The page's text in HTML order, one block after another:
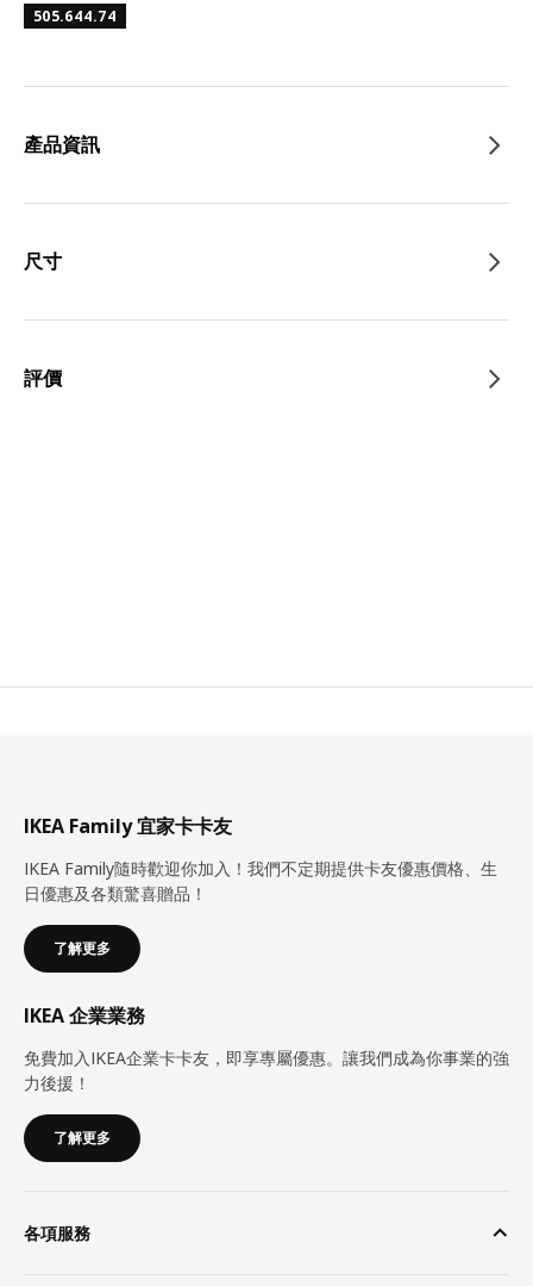
505.644.74
產品資訊
尺寸
評價
IKEA Family 宜家卡卡友
IKEA Family隨時歡迎你加入！我們不定期提供卡友優惠價格、生
日優惠及各類驚喜贈品！
了解更多
IKEA 企業業務
免費加入IKEA企業卡卡友，即享專屬優惠。讓我們成為你事業的強
力後援！
了解更多
各項服務